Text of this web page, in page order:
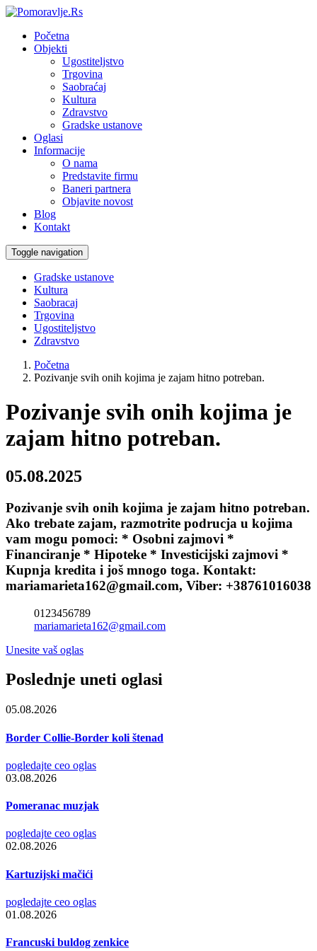
Početna
Objekti
Ugostiteljstvo
Trgovina
Saobraćaj
Kultura
Zdravstvo
Gradske ustanove
Oglasi
Informacije
O nama
Predstavite firmu
Baneri partnera
Objavite novost
Blog
Kontakt
Toggle navigation
Gradske ustanove
Kultura
Saobracaj
Trgovina
Ugostiteljstvo
Zdravstvo
Početna
Pozivanje svih onih kojima je zajam hitno potreban.
Pozivanje svih onih kojima je
zajam hitno potreban.
05.08.2025
Pozivanje svih onih kojima je zajam hitno potreban.
Ako trebate zajam, razmotrite podrucja u kojima
vam mogu pomoci: * Osobni zajmovi *
Financiranje * Hipoteke * Investicijski zajmovi *
Kupnja kredita i još mnogo toga. Kontakt:
mariamarieta162@gmail.com, Viber: +38761016038
0123456789
mariamarieta162@gmail.com
Unesite vaš oglas
Poslednje uneti oglasi
05.08.2026
Border Collie-Border koli štenad
pogledajte ceo oglas
03.08.2026
Pomeranac muzjak
pogledajte ceo oglas
02.08.2026
Kartuzijski mačići
pogledajte ceo oglas
01.08.2026
Francuski buldog zenkice